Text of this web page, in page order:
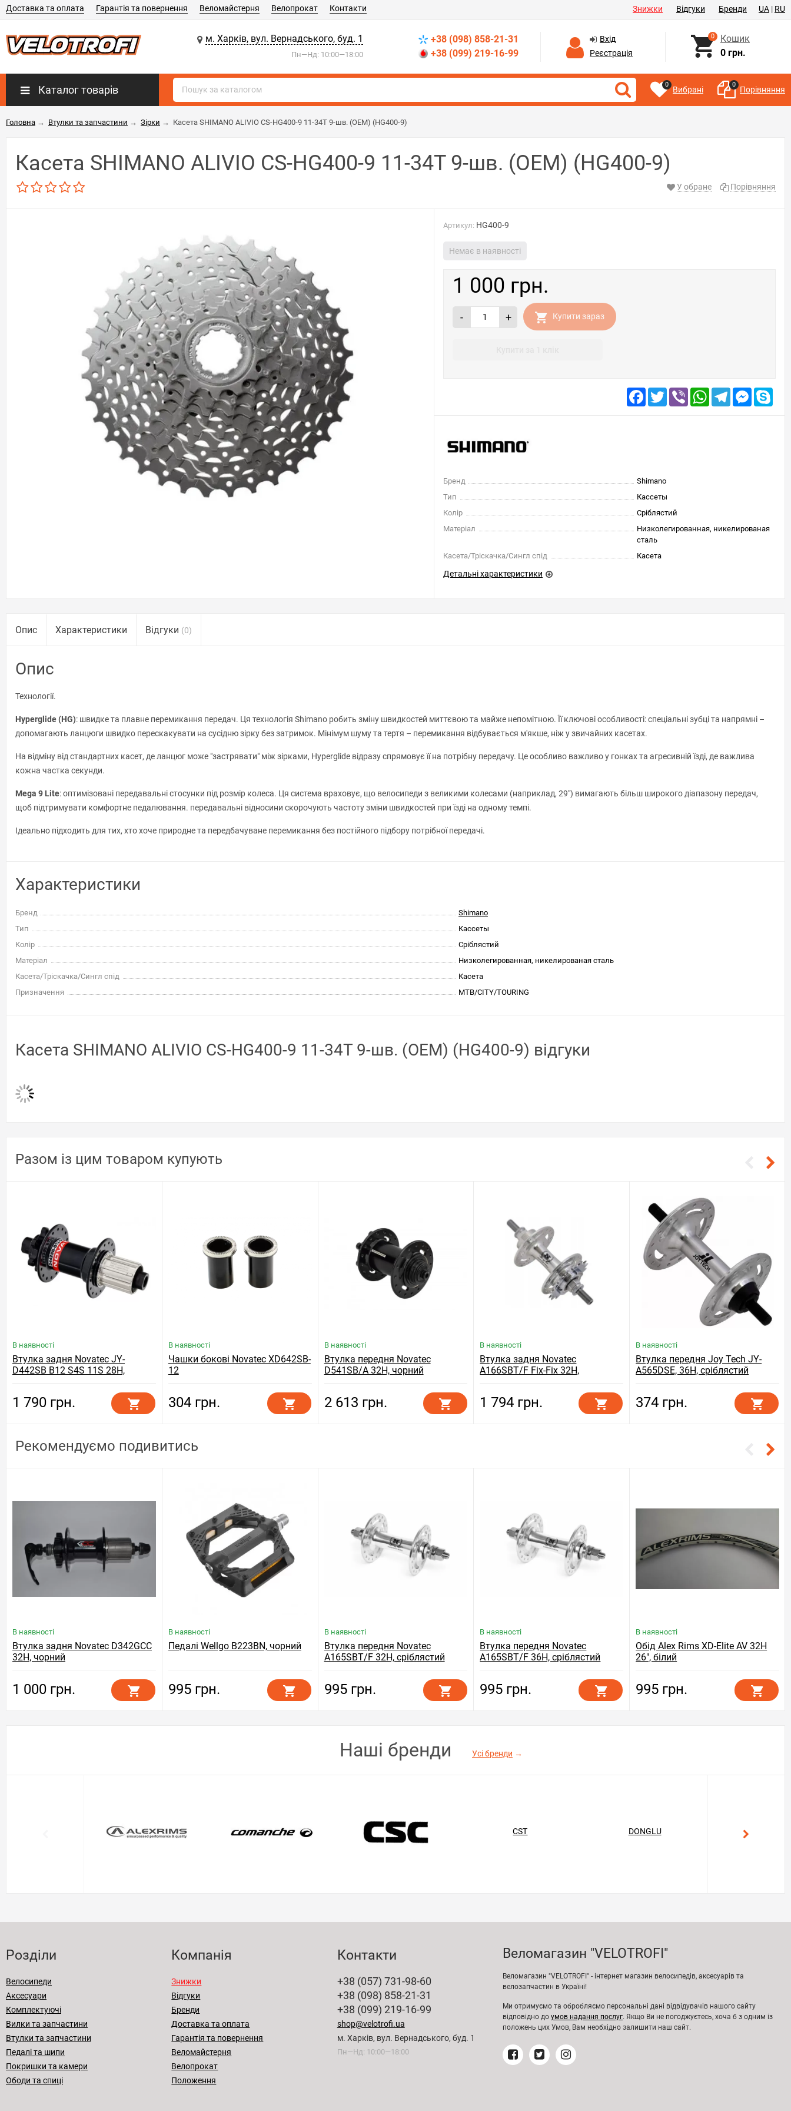
Знижки Відгуки Бренди UA | RU
Доставка та оплата Гарантія та повернення Веломайстерня Велопрокат Контакти
м. Харків, вул. Вернадського, буд. 1
Пн—Нд: 10:00—18:00
+38 (098) 858-21-31
+38 (099) 219-16-99
Вхід
Реєстрація
0
Кошик
0 грн.
Каталог товарів 0 Вибрані 0 Порівняння
Головна → Втулки та запчастини → Зірки → Касета SHIMANO ALIVIO CS-HG400-9 11-34T 9-шв. (ОЕМ) (HG400-9)
Касета SHIMANO ALIVIO CS-HG400-9 11-34T 9-шв. (ОЕМ) (HG400-9)
У обране Порівняння
Артикул: HG400-9
Немає в наявності
1 000 грн.
- + Купити зараз
Facebook
TwitterViber WhatsAppTelegram
Бренд
Shimano
Тип
Кассеты
Колір
Сріблястий
Матеріал
Низколегированная, никелированая
сталь
Касета/Тріскачка/Сингл спід
Касета
Детальні характеристики
Опис Характеристики Відгуки (0)
Опис
Технології.
Hyperglide (HG): швидке та плавне перемикання передач. Ця технологія Shimano робить зміну швидкостей миттєвою та майже непомітною. Її ключові особливості: спеціальні зубці та напрямні –
допомагають ланцюги швидко перескакувати на сусідню зірку без затримок. Мінімум шуму та тертя – перемикання відбувається м'якше, ніж у звичайних касетах.
На відміну від стандартних касет, де ланцюг може "застрявати" між зірками, Hyperglide відразу спрямовує її на потрібну передачу. Це особливо важливо у гонках та агресивній їзді, де важлива
кожна частка секунди.
Mega 9 Lite: оптимізовані передавальні стосунки під розмір колеса. Ця система враховує, що велосипеди з великими колесами (наприклад, 29") вимагають більш широкого діапазону передач,
щоб підтримувати комфортне педалювання. передавальні відносини скорочують частоту зміни швидкостей при їзді на одному темпі.
Ідеально підходить для тих, хто хоче природне та передбачуване перемикання без постійного підбору потрібної передачі.
Характеристики
Бренд
Shimano
Тип
Кассеты
Колір
Сріблястий
Матеріал
Низколегированная, никелированая сталь
Касета/Тріскачка/Сингл спід
Касета
Призначення
MTB/CITY/TOURING
Касета SHIMANO ALIVIO CS-HG400-9 11-34T 9-шв. (ОЕМ) (HG400-9) відгуки
Разом із цим товаром купують
В наявності
Втулка задня Novatec JY-
D442SB B12 S4S 11S 28H,
1 790 грн.
В наявності
Чашки бокові Novatec XD642SB-
12
304 грн.
В наявності
Втулка передня Novatec
D541SB/A 32H, чорний
2 613 грн.
В наявності
Втулка задня Novatec
A166SBT/F Fix-Fix 32H,
1 794 грн.
В наявності
Втулка передня Joy Tech JY-
A565DSE, 36H, сріблястий
374 грн.
Рекомендуємо подивитись
В наявності
Втулка задня Novatec D342GCC
32H, чорний
1 000 грн.
В наявності
Педалі Wellgo B223BN, чорний
995 грн.
В наявності
Втулка передня Novatec
A165SBT/F 32H, сріблястий
995 грн.
В наявності
Втулка передня Novatec
A165SBT/F 36H, сріблястий
995 грн.
В наявності
Обід Alex Rims XD-Elite AV 32H
26", білий
995 грн.
Наші бренди Усі бренди →
CST DONGLU
Розділи
Велосипеди
Аксесуари
Комплектуючі
Вилки та запчастини
Втулки та запчастини
Педалі та шипи
Покришки та камери
Ободи та спиці
Компанія
Знижки
Відгуки
Бренди
Доставка та оплата
Гарантія та повернення
Веломайстерня
Велопрокат
Положення
Контакти
+38 (057) 731-98-60
+38 (098) 858-21-31
+38 (099) 219-16-99
shop@velotrofi.ua
м. Харків, вул. Вернадського, буд. 1
Пн—Нд: 10:00—18:00
Веломагазин "VELOTROFI"
Веломагазин "VELOTROFI" - інтернет магазин велосипедів, аксесуарів та
велозапчастин в Україні!
Ми отримуємо та обробляємо персональні дані відвідувачів нашого сайту
відповідно доумов надання послуг. Якщо Ви не погоджуєтесь, хоча б з одним із
положень цих Умов, Вам необхідно залишити наш сайт.